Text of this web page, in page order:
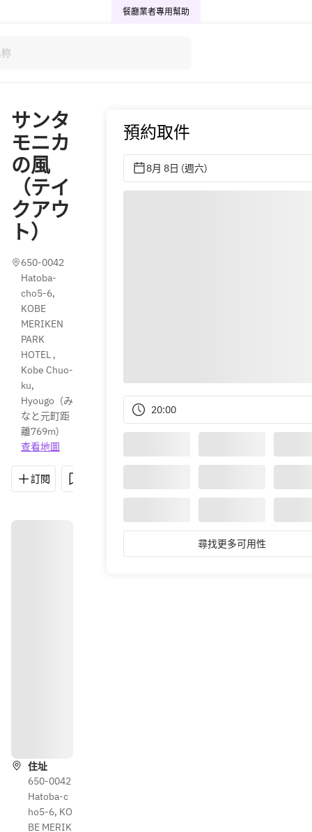
餐廳業者專用幫助
サンタ
モニカ
の風
（テイ
クアウ
ト）
650-0042
Hatoba-
cho5-6,
KOBE
MERIKEN
PARK
HOTEL ,
Kobe Chuo-
ku,
Hyougo (み
なと元町距
離769m)
查看地圖
訂閱
住址
650-0042
Hatoba-c
ho5-6, KO
BE MERIK
預約取件
8月 8日 (週六)
20:00
尋找更多可用性